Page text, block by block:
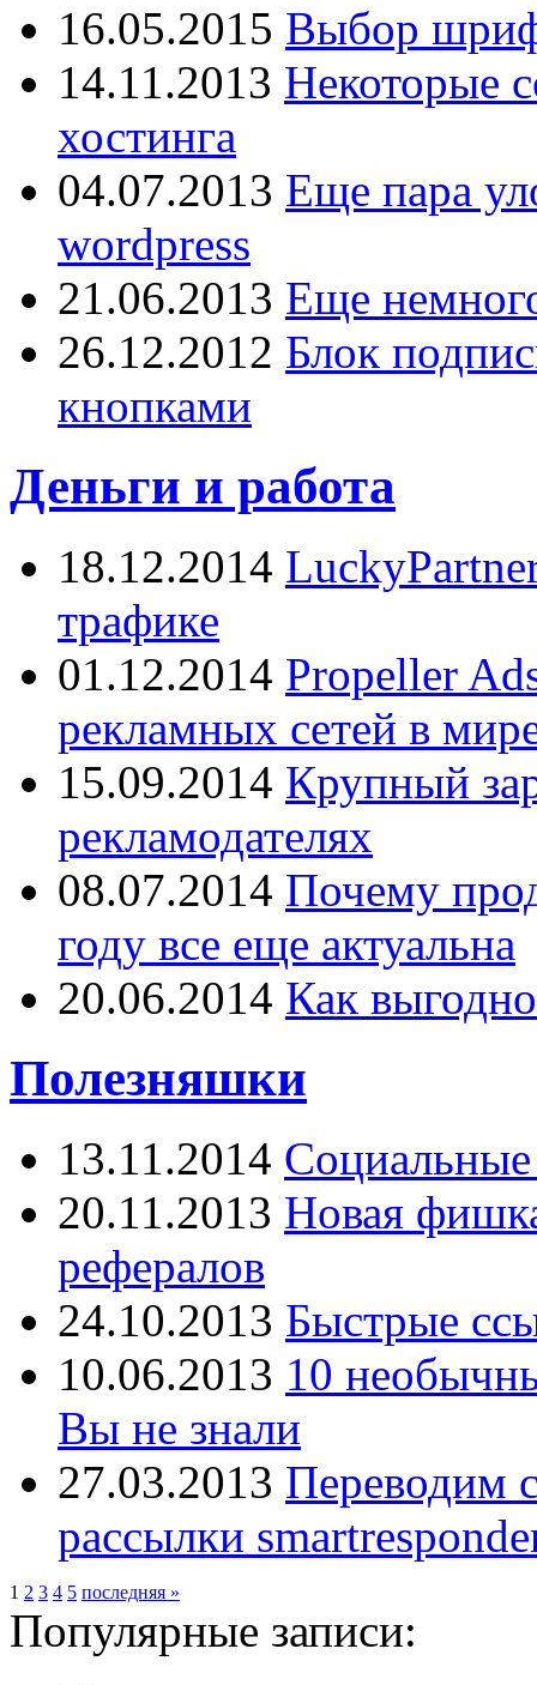
16.05.2015 Выбор
14.11.2013 Некоторые
хостинга
04.07.2013 Еще пара
wordpress
21.06.2013 Еще
26.12.2012 Блок
кнопками
Деньги и работа
18.12.2014
трафике
01.12.2014 Propeller
рекламных сетей в
15.09.2014 Крупный
рекламодателях
08.07.2014 Почему
году все еще актуальна
20.06.2014 Как
Полезняшки
13.11.2014 Социальные
20.11.2013 Новая
рефералов
24.10.2013 Быстрые
10.06.2013 10
Вы не знали
27.03.2013 Переводим
рассылки
1 2 3 4 5 последняя »
Популярные записи: